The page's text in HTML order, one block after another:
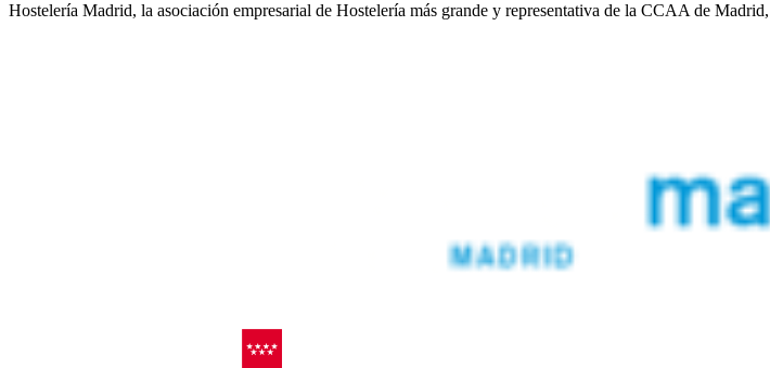
Hostelería Madrid, la asociación empresarial de Hostelería más grande y representativa de la CCAA de